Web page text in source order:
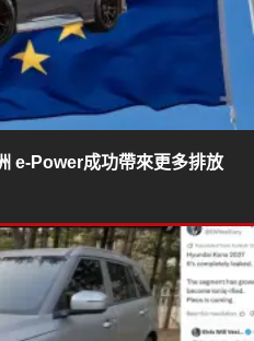
e-Power成功帶來更多排放